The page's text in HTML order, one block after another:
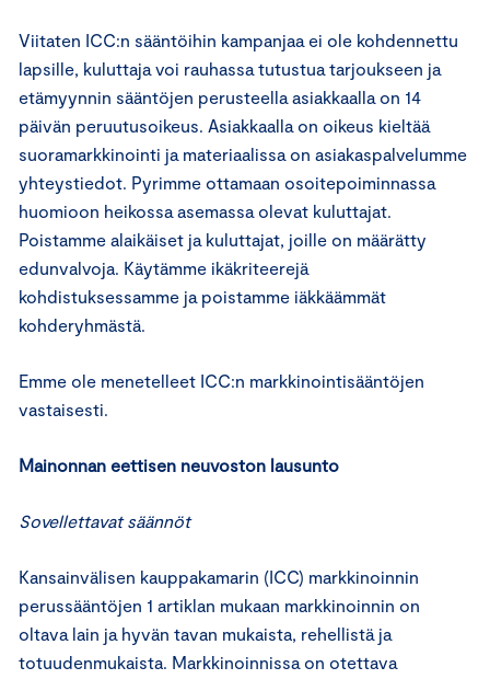
Viitaten ICC:n sääntöihin kampanjaa ei ole kohdennettu
lapsille, kuluttaja voi rauhassa tutustua tarjoukseen ja
etämyynnin sääntöjen perusteella asiakkaalla on 14
päivän peruutusoikeus. Asiakkaalla on oikeus kieltää
suoramarkkinointi ja materiaalissa on asiakaspalvelumme
yhteystiedot. Pyrimme ottamaan osoitepoiminnassa
huomioon heikossa asemassa olevat kuluttajat.
Poistamme alaikäiset ja kuluttajat, joille on määrätty
edunvalvoja. Käytämme ikäkriteerejä
kohdistuksessamme ja poistamme iäkkäämmät
kohderyhmästä.
Emme ole menetelleet ICC:n markkinointisääntöjen
vastaisesti.
Mainonnan eettisen neuvoston lausunto
Sovellettavat säännöt
Kansainvälisen kauppakamarin (ICC) markkinoinnin
perussääntöjen 1 artiklan mukaan markkinoinnin on
oltava lain ja hyvän tavan mukaista, rehellistä ja
totuudenmukaista. Markkinoinnissa on otettava